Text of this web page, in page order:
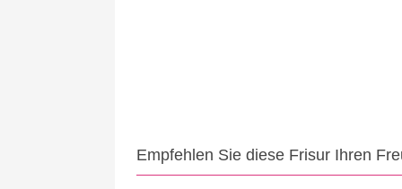
Empfehlen Sie diese Frisur Ihren